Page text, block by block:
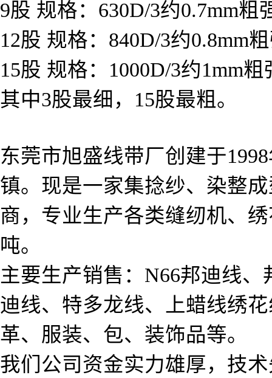
9股 规格：630D/3约0.7mm
12股 规格：840D/3约0.8mm
15股 规格：1000D/3约1mm
其中3股最细，15股最粗。
东莞市旭盛线带厂创建于
镇。现是一家集捻纱、染整
商，专业生产各类缝纫机、
吨。
主要生产销售：N66邦迪线
迪线、特多龙线、上蜡线绣
革、服装、包、装饰品等。
我们公司资金实力雄厚，技